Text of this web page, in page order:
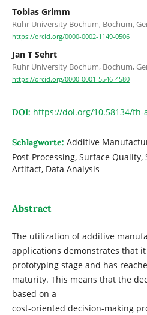
Tobias Grimm
Ruhr University Bochum, Bochum,
https://orcid.org/0000-0002-1149-0506
Jan T Sehrt
Ruhr University Bochum, Bochum,
https://orcid.org/0000-0001-5546-4580
DOI: https://doi.org/10.58134/fh-
Schlagworte: Additive
Post-Processing, Surface
Artifact, Data Analysis
Abstract
The utilization of additive
applications demonstrates that
prototyping stage and has
maturity. This means that the
based on a
cost-oriented decision-making